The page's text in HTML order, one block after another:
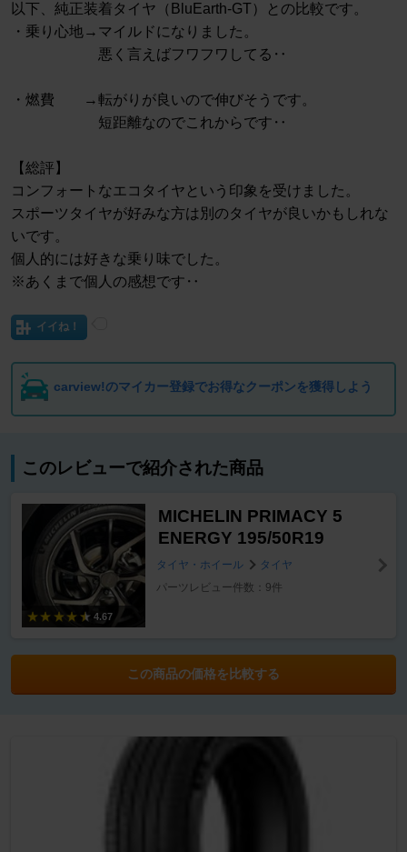
以下、純正装着タイヤ（BluEarth-GT）との比較です。
・乗り心地→マイルドになりました。
悪く言えばフワフワしてる‥
・燃費 →転がりが良いので伸びそうです。
短距離なのでこれからです‥
【総評】
コンフォートなエコタイヤという印象を受けました。
スポーツタイヤが好みな方は別のタイヤが良いかもしれな
いです。
個人的には好きな乗り味でした。
※あくまで個人の感想です‥
イイね！
carview!のマイカー登録でお得なクーポンを獲得しよう
このレビューで紹介された商品
4.67
MICHELIN PRIMACY 5
ENERGY 195/50R19
タイヤ・ホイール
タイヤ
パーツレビュー件数：9件
この商品の価格を比較する